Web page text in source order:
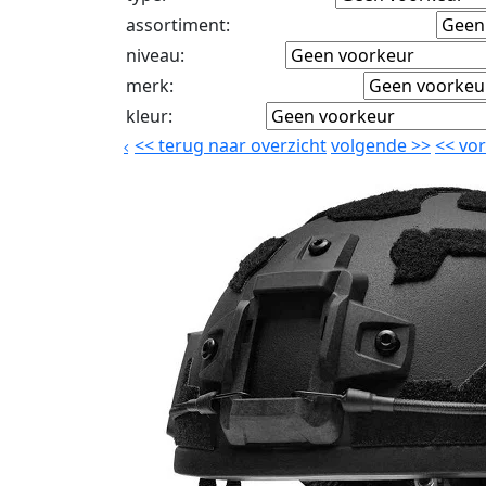
assortiment:
niveau:
merk:
kleur:
<<terug naar overzichtvolgende>><<